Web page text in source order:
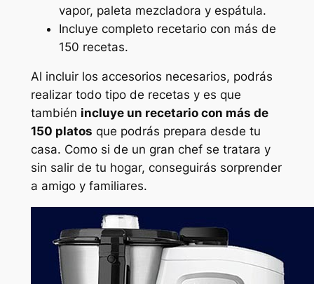
vapor, paleta mezcladora y espátula.
Incluye completo recetario con más de
150 recetas.
Al incluir los accesorios necesarios, podrás
realizar todo tipo de recetas y es que
también incluye un recetario con más de
150 platos que podrás prepara desde tu
casa. Como si de un gran chef se tratara y
sin salir de tu hogar, conseguirás sorprender
a amigo y familiares.